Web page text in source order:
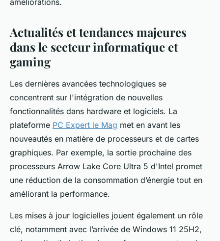
Actualités et tendances majeures
dans le secteur informatique et
gaming
Les dernières avancées technologiques se
concentrent sur l'intégration de nouvelles
fonctionnalités dans hardware et logiciels. La
plateforme PC Expert le Mag met en avant les
nouveautés en matière de processeurs et de cartes
graphiques. Par exemple, la sortie prochaine des
processeurs Arrow Lake Core Ultra 5 d'Intel promet
une réduction de la consommation d’énergie tout en
améliorant la performance.
Les mises à jour logicielles jouent également un rôle
clé, notamment avec l’arrivée de Windows 11 25H2,